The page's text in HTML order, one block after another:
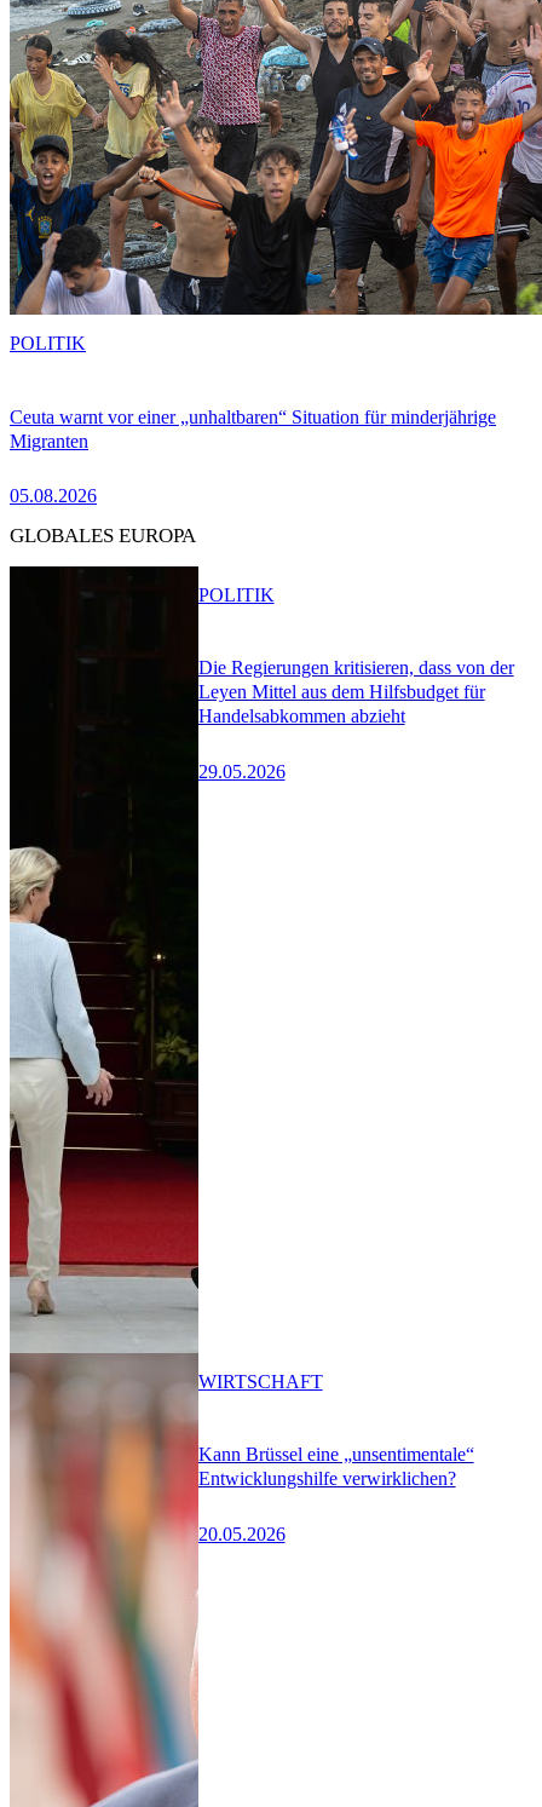
Ceuta warnt vor einer „unhaltbaren“ Situation für minderjährige
Migranten
05.08.2026
POLITIK
GLOBALES EUROPA
Die Regierungen kritisieren, dass von der
Leyen Mittel aus dem Hilfsbudget für
Handelsabkommen abzieht
29.05.2026
POLITIK
Kann Brüssel eine „unsentimentale“
Entwicklungshilfe verwirklichen?
20.05.2026
WIRTSCHAFT